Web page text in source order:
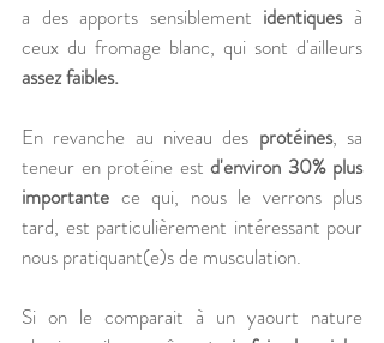
a des apports sensiblement identiques à
assez faibles.
En revanche au niveau des protéines, sa
teneur en protéine est d'environ 30% plus
importante ce qui, nous le verrons plus
tard, est particulièrement intéressant pour
nous pratiquant(e)s de musculation.
Si on le comparait à un yaourt nature